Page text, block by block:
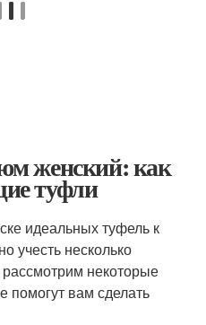
женский: как
туфли
идеальных туфель к
учесть несколько
некоторые
вам сделать